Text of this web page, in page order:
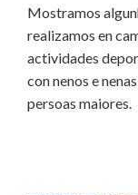
Mostramos
realizamos en
actividades
con nenos e
persoas maiores.